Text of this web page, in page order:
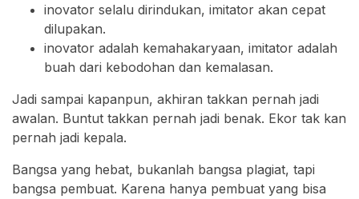
inovator selalu dirindukan, imitator akan cepat
dilupakan.
inovator adalah kemahakaryaan, imitator adalah
buah dari kebodohan dan kemalasan.
Jadi sampai kapanpun, akhiran takkan pernah jadi
awalan. Buntut takkan pernah jadi benak. Ekor tak kan
pernah jadi kepala.
Bangsa yang hebat, bukanlah bangsa plagiat, tapi
bangsa pembuat. Karena hanya pembuat yang bisa